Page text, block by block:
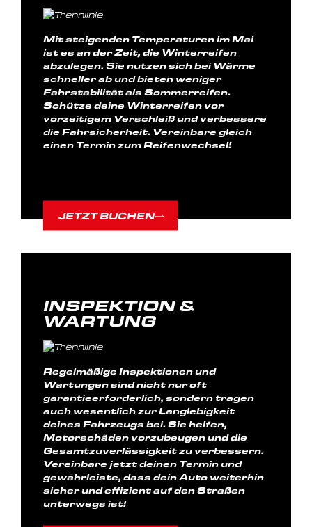
Mit steigenden Temperaturen im Mai
ist es an der Zeit, die Winterreifen
abzulegen. Sie nutzen sich bei Wärme
schneller ab und bieten weniger
Fahrstabilität als Sommerreifen.
Schütze deine Winterreifen vor
vorzeitigem Verschleiß und verbessere
die Fahrsicherheit. Vereinbare gleich
einen Termin zum Reifenwechsel!
JETZT BUCHEN
INSPEKTION &
WARTUNG
Regelmäßige Inspektionen und
Wartungen sind nicht nur oft
garantieerforderlich, sondern tragen
auch wesentlich zur Langlebigkeit
deines Fahrzeugs bei. Sie helfen,
Motorschäden vorzubeugen und die
Gesamtzuverlässigkeit zu verbessern.
Vereinbare jetzt deinen Termin und
gewährleiste, dass dein Auto weiterhin
sicher und effizient auf den Straßen
unterwegs ist!